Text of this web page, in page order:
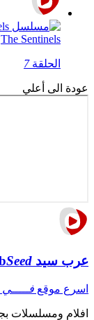
The Sentinels
الحلقة7
عودة الى أعلي
عرب سيد Seed
اسرع موقع فـــــي
افلام ومسلسلات